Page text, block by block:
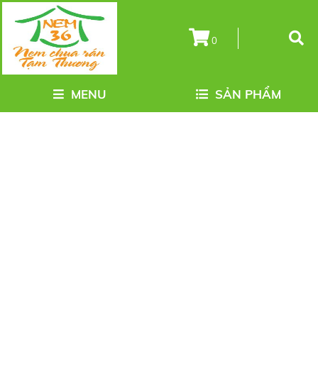
0
MENU SẢN PHẨM